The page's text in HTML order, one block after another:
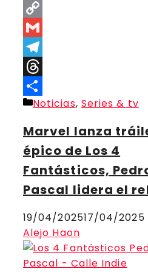
Facebook
Copy
Link
Gmail
Telegram
Threads
Compartir
Categorías
Noticias, Series & tv
Marvel lanza
épico de Los 4
Fantásticos,
Pascal lidera el
19/04/202517/04/2025
Alejo Haon